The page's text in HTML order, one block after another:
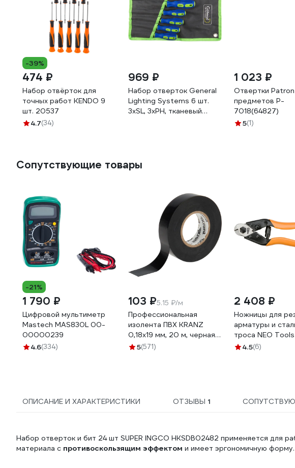
-39%
474 ₽
Набор отвёрток для
точных работ KENDO 9
шт. 20537
4.7(34)
969 ₽
Набор отверток General
Lighting Systems 6 шт.
3хSL, 3хPH, тканевый
1 023 ₽
Отвертки
предметов P-
7018(64827)
5(1)
Сопутствующие товары
-21%
1 790 ₽
Цифровой мультиметр
Mastech MAS830L 00-
00000239
4.6(334)
103 ₽5.15 ₽/м
Профессиональная
изолента ПВХ KRANZ
0,18х19 мм, 20 м, черная
KR-09-2806
5(571)
2 408 ₽
Ножницы для
арматуры и
троса NEO
01-512
4.5(6)
ОПИСАНИЕ И ХАРАКТЕРИСТИКИ ОТЗЫВЫ 1
Набор отверток и бит 24 шт SUPER INGCO HKSDB02482 применяется для
материала с противоскользящим эффектом и имеет эргономичную форму.